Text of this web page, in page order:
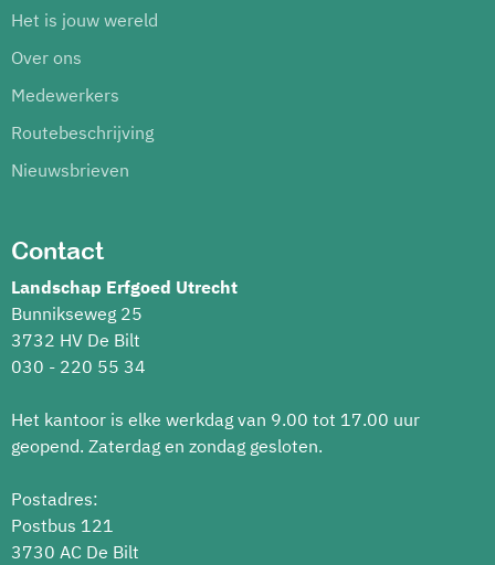
Het is jouw wereld
Over ons
Medewerkers
Routebeschrijving
Nieuwsbrieven
Contact
Landschap Erfgoed Utrecht
Bunnikseweg 25
3732 HV De Bilt
030 - 220 55 34
Het kantoor is elke werkdag van 9.00 tot 17.00 uur
geopend. Zaterdag en zondag gesloten.
Postadres:
Postbus 121
3730 AC De Bilt